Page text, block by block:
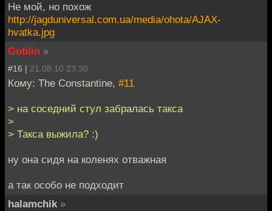
Не мой, но похож
http://jagduniversal.com.ua/media/ohota/AJAX-
hvatka.jpg
Goblin »
#16 | 21.08.10 23:30
Кому: The Constantine, #11
> на соседний стул забралась такса
>
> Такса выжила? :)
ну она сидя на коленях отважная
а так особо не подходит
halamchik »